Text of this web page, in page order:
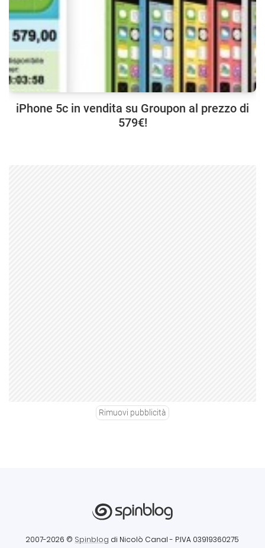
iPhone 5c in vendita su Groupon al prezzo di
579€!
Rimuovi pubblicità
2007-2026 © Spinblog di Nicolò Canal - P.IVA 03919360275